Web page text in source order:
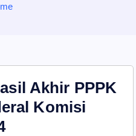
Akhir PPPK
Komisi